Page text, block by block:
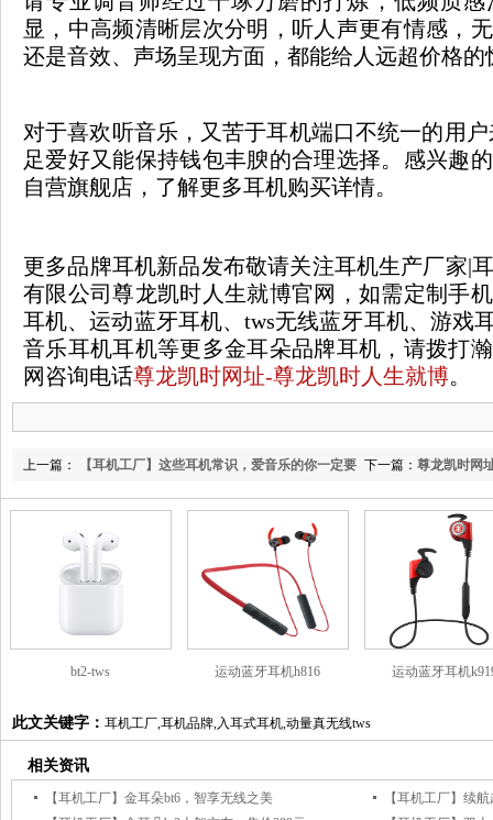
显，中高频清晰层次分明，听人声更有情感，
还是音效、声场呈现方面，都能给人远超价格的
对于喜欢听音乐，又苦于耳机端口不统一的用
足爱好又能保持钱包丰腴的合理选择。感兴趣
自营旗舰店，了解更多耳机购买详情。
更多品牌耳机新品发布敬请关注耳机生产厂家|
有限公司尊龙凯时人生就博官网，如需定制手
耳机、运动蓝牙耳机、tws无线蓝牙耳机、游戏
音乐耳机耳机等更多金耳朵品牌耳机，请拨打
网咨询电话尊龙凯时网址-尊龙凯时人生就博。
下一篇： 尊龙凯时网
上一篇： 【耳机工厂】这些耳机常识，爱音乐的你一定要
知道
bt2-tws 运动蓝牙耳机h816 运动蓝牙耳机
此文关键字： 耳机工厂,耳机品牌,入耳式耳机,动量真无线tws
相关资讯
【耳机工厂】金耳朵bt6，智享无线之美